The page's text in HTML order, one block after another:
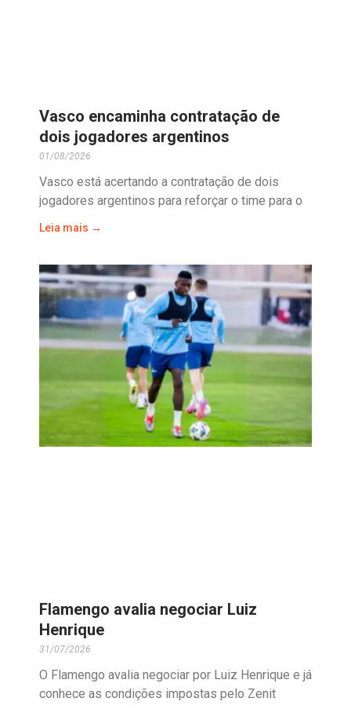
Vasco encaminha contratação de
dois jogadores argentinos
01/08/2026
Vasco está acertando a contratação de dois
jogadores argentinos para reforçar o time para o
Leia mais →
Flamengo avalia negociar Luiz
Henrique
31/07/2026
O Flamengo avalia negociar por Luiz Henrique e já
conhece as condições impostas pelo Zenit